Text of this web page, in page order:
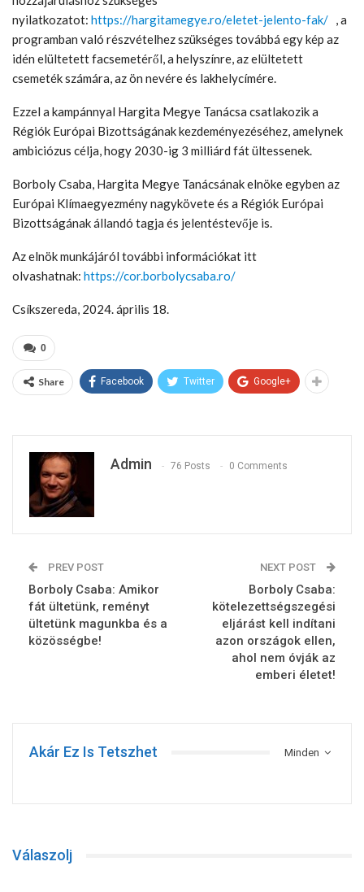
nyilatkozatot: https://hargitamegye.ro/eletet-jelento-fak/ , a
programban való részvételhez szükséges továbbá egy kép az
idén elültetett facsemetéről, a helyszínre, az elültetett
csemeték számára, az ön nevére és lakhelycímére.
Ezzel a kampánnyal Hargita Megye Tanácsa csatlakozik a
Régiók Európai Bizottságának kezdeményezéséhez, amelynek
ambiciózus célja, hogy 2030-ig 3 milliárd fát ültessenek.
Borboly Csaba, Hargita Megye Tanácsának elnöke egyben az
Európai Klímaegyezmény nagykövete és a Régiók Európai
Bizottságának állandó tagja és jelentéstevője is.
Az elnök munkájáról további információkat itt
olvashatnak: https://cor.borbolycsaba.ro/
Csíkszereda, 2024. április 18.
0
Share Facebook Twitter Google+
Admin 76 Posts 0 Comments
PREV POST
Borboly Csaba: Amikor
fát ültetünk, reményt
ültetünk magunkba és a
közösségbe!
NEXT POST
Borboly Csaba:
kötelezettségszegési
eljárást kell indítani
azon országok ellen,
ahol nem óvják az
emberi életet!
Minden
Akár Ez Is Tetszhet
Válaszolj